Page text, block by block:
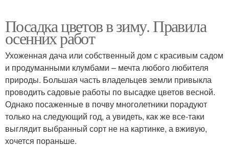
Посадка цветов в зиму. Правила
осенних работ
Ухоженная дача или собственный дом с красивым садом
и продуманными клумбами – мечта любого любителя
природы. Большая часть владельцев земли привыкла
проводить садовые работы по высадке цветов весной.
Однако посаженные в почву многолетники порадуют
только на следующий год, а увидеть, как же все-таки
выглядит выбранный сорт не на картинке, а вживую,
хочется пораньше.